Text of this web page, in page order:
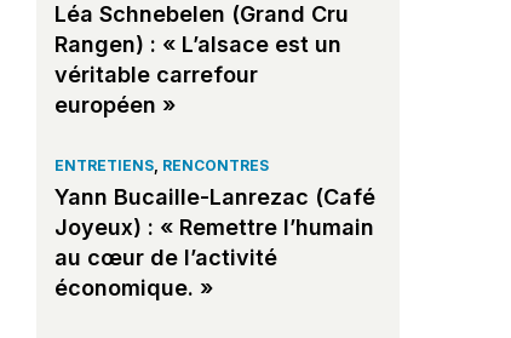
Léa Schnebelen (Grand Cru
Rangen) : « L’alsace est un
véritable carrefour
européen »
ENTRETIENS, RENCONTRES
Yann Bucaille-Lanrezac (Café
Joyeux) : « Remettre l’humain
au cœur de l’activité
économique. »